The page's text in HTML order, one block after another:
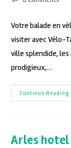
Votre balade en
visiter avec Vélo-
ville splendide,
prodigieux,…
Continue Reading
Arles